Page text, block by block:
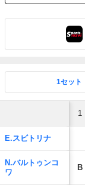
1セット
1
E.スビトリナ
N.バルトゥンコ
ワ
B